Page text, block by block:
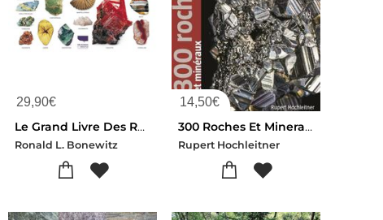
29,90€
Le Grand Livre Des Roches Et Mineraux Du Monde
Ronald L. Bonewitz
14,50€
300 Roches Et Mineraux
Rupert Hochleitner